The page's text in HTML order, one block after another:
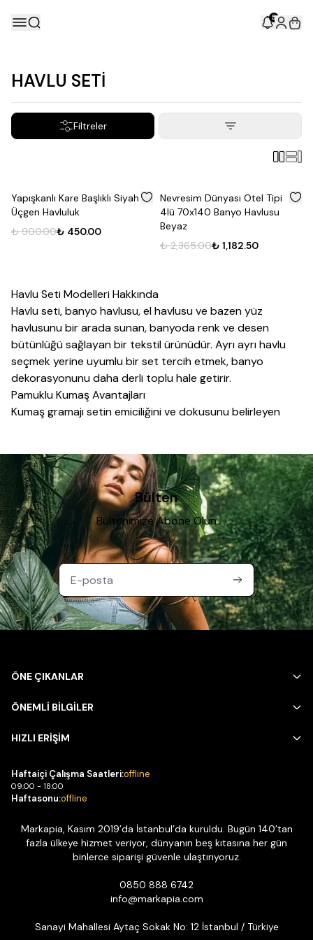
5
HAVLU SETİ
Filtreler
% 50
Yapışkanlı Kare Başlıklı Siyah
Üçgen Havluluk
₺ 900.00₺ 450.00
% 50
Nevresim Dünyası Otel Tipi
4lü 70x140 Banyo Havlusu
Beyaz
₺ 2,365.00₺ 1,182.50
Havlu Seti Modelleri Hakkında
Havlu seti,banyo havlusu, el havlusu ve bazen yüz
havlusunu bir arada sunan, banyoda renk ve desen
bütünlüğü sağlayan bir tekstil ürünüdür. Ayrı ayrı havlu
seçmek yerine uyumlu bir set tercih etmek, banyo
dekorasyonunu daha derli toplu hale getirir.
Pamuklu Kumaş Avantajları
Kumaş gramajı setin emiciliğini ve dokusunu belirleyen
modeller daha hızlı kurur ve günlük kullanımda pratiklik
sağlar. Havlu kenarlarındaki dokuma sıklığı, üründeki tüy
dökülmesini azaltan bir kalite göstergesi olarak
değerlendirilebilir.
Set İçeriği ve Kullanım
Set içindeki farklı boyutlardaki parçalar, vücut, saç ve el
kurulama gibi farklı ihtiyaçlara tek seferde karşılık verir;
misafir banyoları için ise sadece el havlusu içeren küçük
setler daha pratik bir seçenek olabilir.
Bakım ve Kullanım Önerileri
Havlu setini ilk kullanımdan önce yıkamak, kumaşın
Bülten
Bültenimize Abone Olun
ÖNE ÇIKANLAR
ÖNEMLİ BİLGİLER
HIZLI ERİŞİM
Haftaiçi Çalışma Saatleri:offline
09:00 - 18:00
Haftasonu:offline
Markapia, Kasım 2019’da İstanbul’da kuruldu. Bugün 140’tan
fazla ülkeye hizmet veriyor, dünyanın beş kıtasına her gün
binlerce siparişi güvenle ulaştırıyoruz.
0850 888 6742
info@markapia.com
Sanayi Mahallesi Aytaç Sokak No: 12 İstanbul / Türkiye